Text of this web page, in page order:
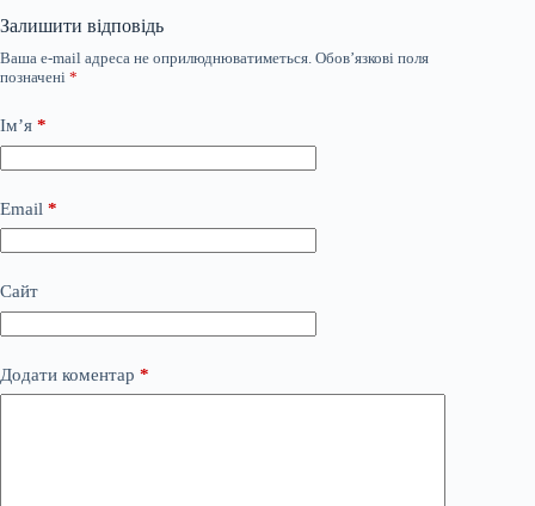
Залишити відповідь
Ваша e-mail адреса не оприлюднюватиметься. Обов’язкові поля
позначені *
Ім’я *
Email *
Сайт
Додати коментар *